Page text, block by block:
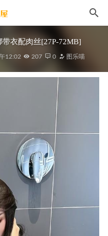
衣配肉丝[27P-72MB]
12:02 207 0 图乐喵
玄-墨形影踪[87P-563M]
824MB] 2022-05-06
[41P-93M]
2024-02-19
2022-10-31
(碧蓝航线)[57P-145MB]